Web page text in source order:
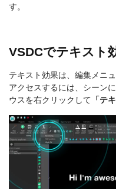
す。
VSDCでテキスト
テキスト効果は、編集メニ
アクセスするには、シーン
ウスを右クリックして 「テ